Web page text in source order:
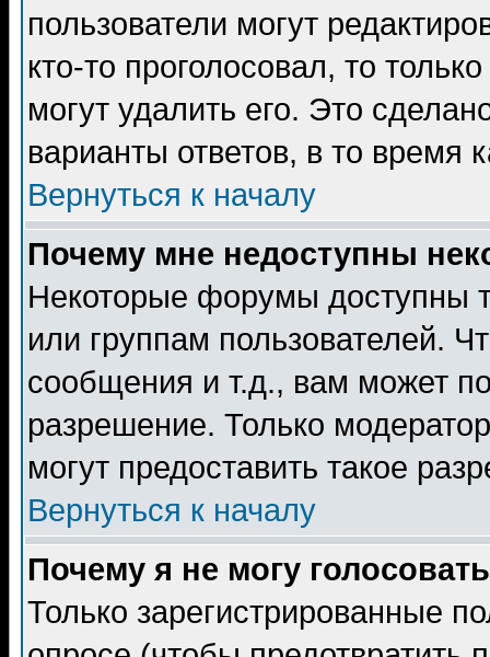
пользователи могут
кто-то проголосовал, то
могут удалить его. Это
варианты ответов, в то время
Вернуться к началу
Почему мне недоступны
Некоторые форумы доступны
или группам пользователей.
сообщения и т.д., вам может
разрешение. Только
могут предоставить такое
Вернуться к началу
Почему я не могу
Только зарегистрированные